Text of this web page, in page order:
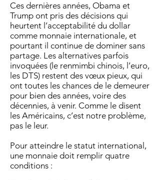
Ces dernières années, Obama et
Trump ont pris des décisions qui
heurtent l’acceptabilité du dollar
comme monnaie internationale, et
pourtant il continue de dominer sans
partage. Les alternatives parfois
invoquées (le renmimbi chinois, l’euro,
les DTS) restent des vœux pieux, qui
ont toutes les chances de le demeurer
pour bien des années, voire des
décennies, à venir. Comme le disent
les Américains, c’est notre problème,
pas le leur.
Pour atteindre le statut international,
une monnaie doit remplir quatre
conditions :